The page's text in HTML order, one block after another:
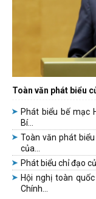
Toàn văn phát biểu
Phát biểu bế mạc
Bí...
Toàn văn phát
của...
Phát biểu chỉ đạo
Hội nghị toàn
Chính...